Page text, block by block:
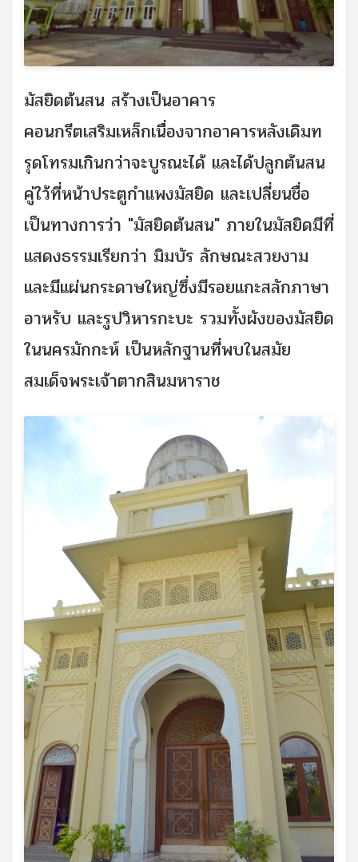
มัสยิดต้นสน สร้างเป็นอาคาร
คอนกรีตเสริมเหล็กเนื่องจากอาคารหลังเดิมท
รุดโทรมเกินกว่าจะบูรณะได้ และได้ปลูกต้นสน
คู่ใว้ที่หน้าประตูกำแพงมัสยิด และเปลี่ยนชื่อ
เป็นทางการว่า "มัสยิดต้นสน" ภายในมัสยิดมีที่
แสดงธรรมเรียกว่า มิมบัร ลักษณะสวยงาม
และมีแผ่นกระดาษใหญ่ซึ่งมีรอยแกะสลักภาษา
อาหรับ และรูปวิหารกะบะ รวมทั้งผังของมัสยิด
ในนครมักกะห์ เป็นหลักฐานที่พบในสมัย
สมเด็จพระเจ้าตากสินมหาราช